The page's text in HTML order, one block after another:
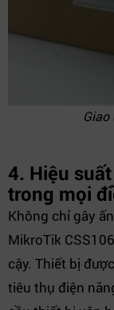
4. Hiệu
trong mọi
Không chỉ gây
MikroTik
cậy. Thiết bị
tiêu thụ điện